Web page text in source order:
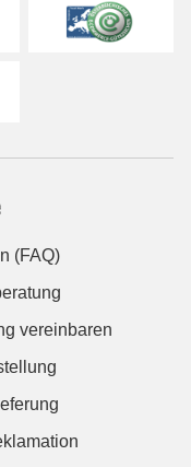
(FAQ)
vereinbaren